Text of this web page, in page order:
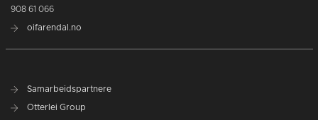
908 61 066
oifarendal.no
Samarbeidspartnere
Otterlei Group